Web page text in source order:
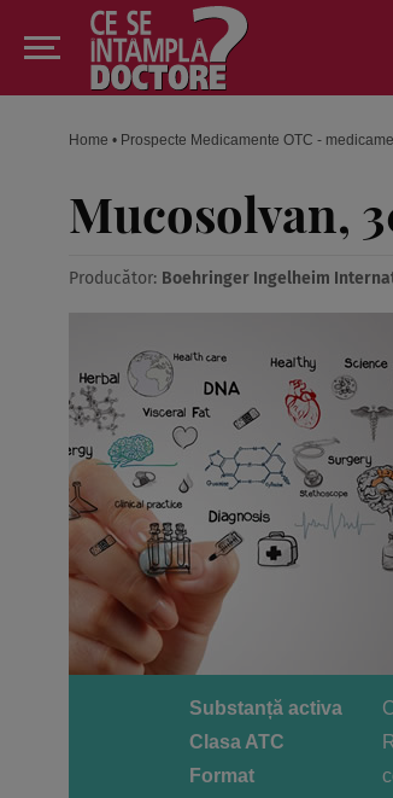
Home • Prospecte Medicamente OTC -
Mucosolvan,
Producător: Boehringer Ingelheim
Substanță activa
Clasa ATC
Format